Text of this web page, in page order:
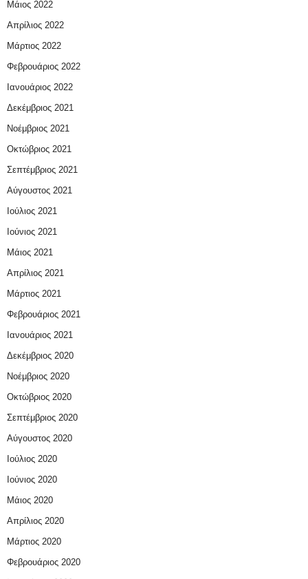
Μάιος 2022
Απρίλιος 2022
Μάρτιος 2022
Φεβρουάριος 2022
Ιανουάριος 2022
Δεκέμβριος 2021
Νοέμβριος 2021
Οκτώβριος 2021
Σεπτέμβριος 2021
Αύγουστος 2021
Ιούλιος 2021
Ιούνιος 2021
Μάιος 2021
Απρίλιος 2021
Μάρτιος 2021
Φεβρουάριος 2021
Ιανουάριος 2021
Δεκέμβριος 2020
Νοέμβριος 2020
Οκτώβριος 2020
Σεπτέμβριος 2020
Αύγουστος 2020
Ιούλιος 2020
Ιούνιος 2020
Μάιος 2020
Απρίλιος 2020
Μάρτιος 2020
Φεβρουάριος 2020